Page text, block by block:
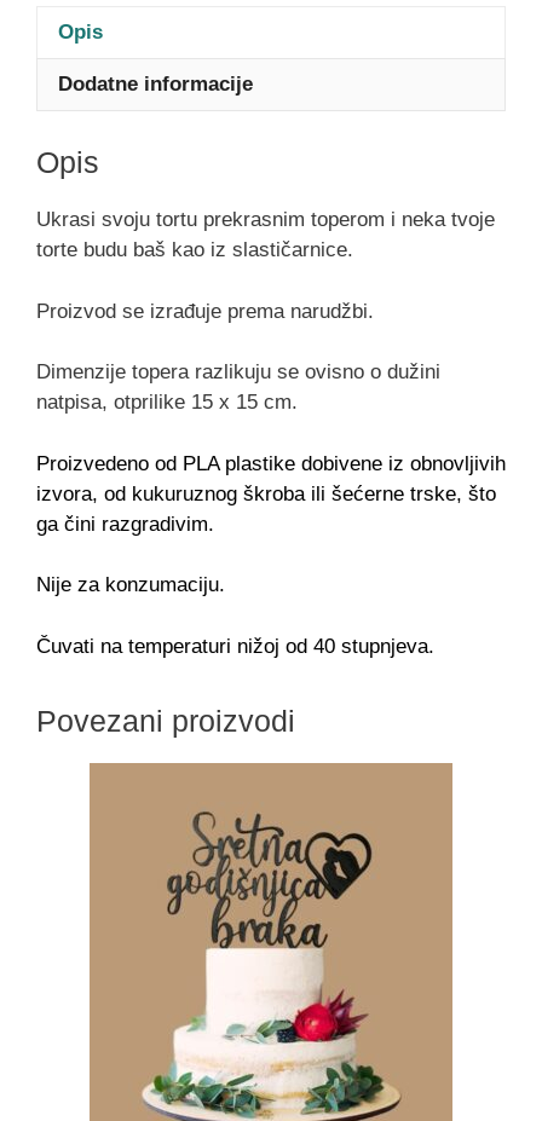
Opis
Dodatne informacije
Opis
Ukrasi svoju tortu prekrasnim toperom i neka tvoje
torte budu baš kao iz slastičarnice.
Proizvod se izrađuje prema narudžbi.
Dimenzije topera razlikuju se ovisno o dužini
natpisa, otprilike 15 x 15 cm.
Proizvedeno od PLA plastike dobivene iz obnovljivih
izvora, od kukuruznog škroba ili šećerne trske, što
ga čini razgradivim.
Nije za konzumaciju.
Čuvati na temperaturi nižoj od 40 stupnjeva.
Povezani proizvodi